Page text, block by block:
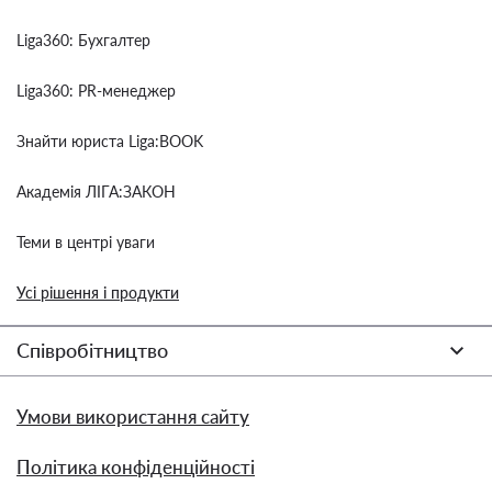
Liga360: Бухгалтер
Liga360: PR-менеджер
Знайти юриста Liga:BOOK
Академія ЛІГА:ЗАКОН
Теми в центрі уваги
Усі рішення і продукти
Співробітництво
Умови використання сайту
Політика конфіденційності